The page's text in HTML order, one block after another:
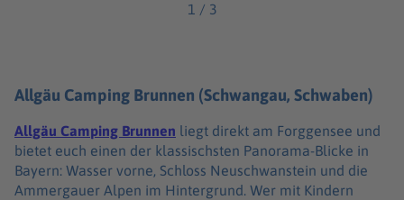
1 / 3
Allgäu Camping Brunnen (Schwangau, Schwaben)
Allgäu Camping Brunnen liegt direkt am Forggensee und
bietet euch einen der klassischsten Panorama-Blicke in
Bayern: Wasser vorne, Schloss Neuschwanstein und die
Ammergauer Alpen im Hintergrund. Wer mit Kindern